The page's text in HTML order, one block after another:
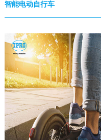
智能电动自行车